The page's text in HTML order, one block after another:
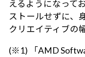
えるようになって
ストールせずに、
クリエイティブの
(※1) 「AMD